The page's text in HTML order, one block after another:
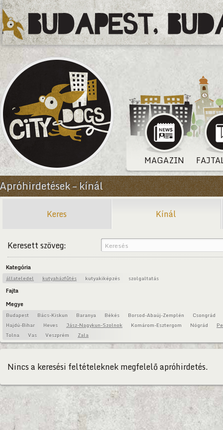
MAGAZIN
Apróhirdetések – kínál
Keres Kínál
Keresett szöveg:
Kategória
állateledel kutyaházfűtés kutyakiképzés szolgaltatás
Fajta
Megye
Budapest Bács-Kiskun Baranya Békés Borsod-Abaúj-Zemplén
Csongrád
Hajdú-Bihar
Heves Jász-Nagykun-Szolnok Komárom-Esztergom Nógrád
Tolna
Vas Veszprém Zala
Nincs a keresési feltételeknek megfelelő apróhirdetés.